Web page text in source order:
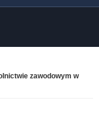
zawodowym w